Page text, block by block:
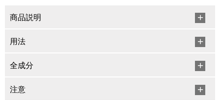
商品説明
用法
全成分
注意